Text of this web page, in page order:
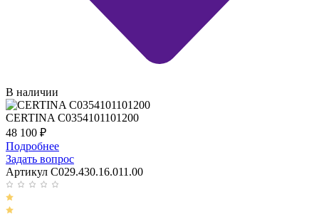
В наличии
CERTINA C0354101101200
48 100 ₽
Подробнее
Задать вопрос
Артикул C029.430.16.011.00